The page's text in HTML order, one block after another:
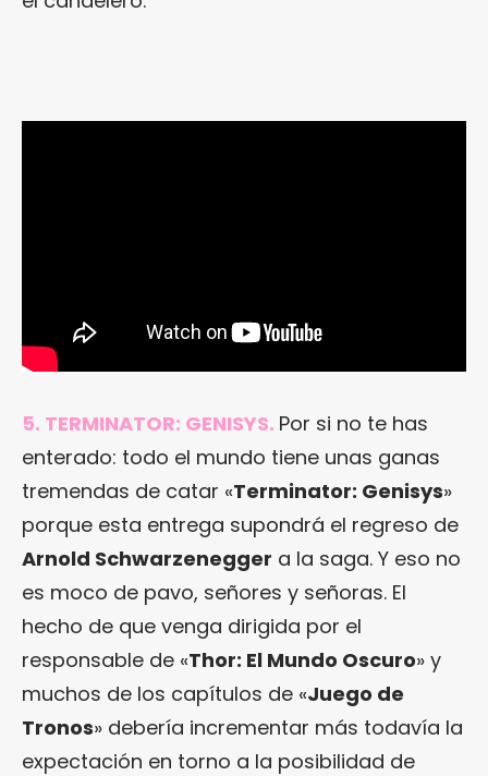
5. TERMINATOR: GENISYS. Por si no te has
enterado: todo el mundo tiene unas ganas
tremendas de catar «Terminator: Genisys»
porque esta entrega supondrá el regreso de
Arnold Schwarzenegger a la saga. Y eso no
es moco de pavo, señores y señoras. El
hecho de que venga dirigida por el
responsable de «Thor: El Mundo Oscuro» y
muchos de los capítulos de «Juego de
Tronos» debería incrementar más todavía la
expectación en torno a la posibilidad de